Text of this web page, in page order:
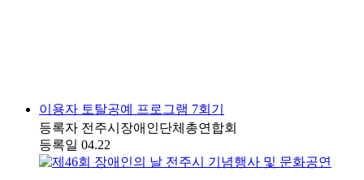
이용자 토탈공예 프로그램 7회기
등록자 전주시장애인단체총연합회
등록일 04.22